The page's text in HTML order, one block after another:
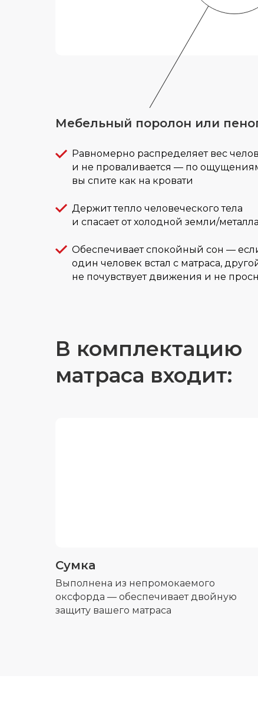
Мебельный поролон или
Равномерно распределяет вес
и не проваливается — по
вы спите как на кровати
Держит тепло человеческого тела
и спасает от холодной земли/металла
Обеспечивает спокойный сон —
один человек встал с матраса,
не почувствует движения и не
В комплектацию
матраса входит:
Сумка
Выполнена из непромокаемого
оксфорда — обеспечивает двойную
защиту вашего матраса